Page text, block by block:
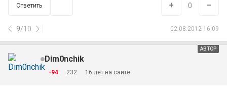
Ответить
9/10 02.08.2012 16:09
+ 0 –
АВТОР
Dim0nchik
-94 232 16 лет на сайте